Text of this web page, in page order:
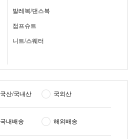
발레복/댄스복
점프슈트
니트/스웨터
국산/국내산 국외산
국내배송 해외배송